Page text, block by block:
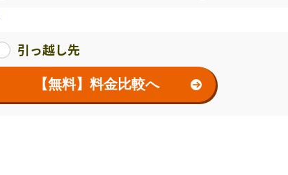
引っ越し先
【無料】料金比較へ